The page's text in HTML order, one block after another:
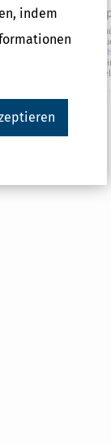
indem
Ja, ich
von
Meine